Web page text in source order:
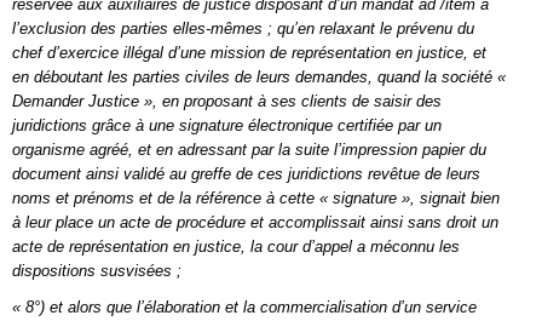
réservée aux auxiliaires de justice disposant d’un mandat ad /item à
l’exclusion des parties elles-mêmes ; qu’en relaxant le prévenu du
chef d’exercice illégal d’une mission de représentation en justice, et
en déboutant les parties civiles de leurs demandes, quand la société «
Demander Justice », en proposant à ses clients de saisir des
juridictions grâce à une signature électronique certifiée par un
organisme agréé, et en adressant par la suite l’impression papier du
document ainsi validé au greffe de ces juridictions revêtue de leurs
noms et prénoms et de la référence à cette « signature », signait bien
à leur place un acte de procédure et accomplissait ainsi sans droit un
acte de représentation en justice, la cour d’appel a méconnu les
dispositions susvisées ;
« 8°) et alors que l’élaboration et la commercialisation d’un service